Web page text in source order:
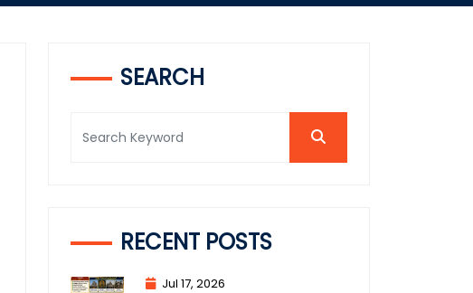
SEARCH
RECENT POSTS
Jul 17, 2026